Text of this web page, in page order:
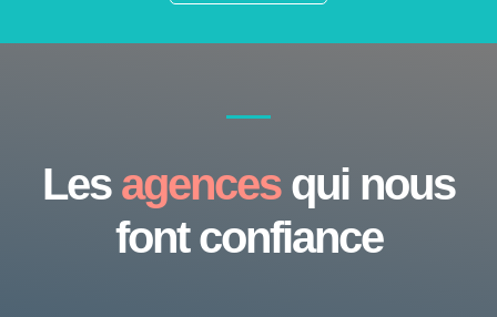
Les agencesqui nous
font confiance